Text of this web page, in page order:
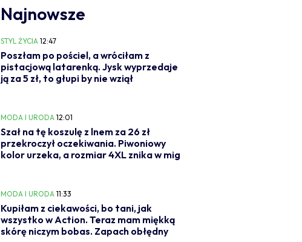
Najnowsze
STYL ŻYCIA 12:47
Poszłam po pościel, a wróciłam z
pistacjową latarenką. Jysk wyprzedaje
ją za 5 zł, to głupi by nie wziął
MODA I URODA 12:01
Szał na tę koszulę z lnem za 26 zł
przekroczył oczekiwania. Piwoniowy
kolor urzeka, a rozmiar 4XL znika w mig
MODA I URODA 11:33
Kupiłam z ciekawości, bo tani, jak
wszystko w Action. Teraz mam miękką
skórę niczym bobas. Zapach obłędny